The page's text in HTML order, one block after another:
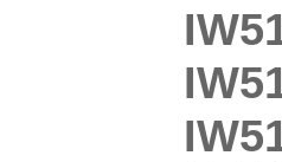
IW5
IW5
IW5